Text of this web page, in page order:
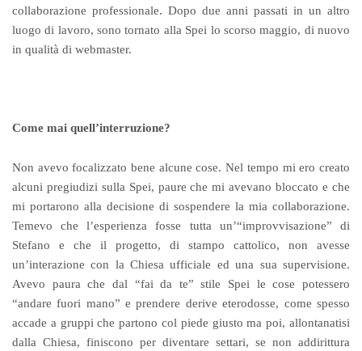
collaborazione professionale. Dopo due anni passati in un altro
luogo di lavoro, sono tornato alla Spei lo scorso maggio, di nuovo
in qualità di webmaster.
Come mai quell’interruzione?
Non avevo focalizzato bene alcune cose. Nel tempo mi ero creato
alcuni pregiudizi sulla Spei, paure che mi avevano bloccato e che
mi portarono alla decisione di sospendere la mia collaborazione.
Temevo che l’esperienza fosse tutta un’“improvvisazione” di
Stefano e che il progetto, di stampo cattolico, non avesse
un’interazione con la Chiesa ufficiale ed una sua supervisione.
Avevo paura che dal “fai da te” stile Spei le cose potessero
“andare fuori mano” e prendere derive eterodosse, come spesso
accade a gruppi che partono col piede giusto ma poi, allontanatisi
dalla Chiesa, finiscono per diventare settari, se non addirittura